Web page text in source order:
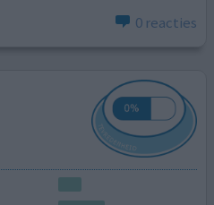
0 reacties